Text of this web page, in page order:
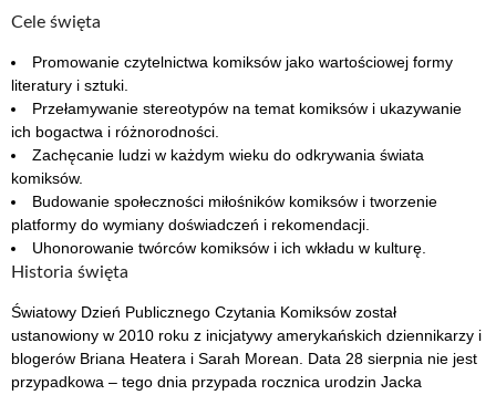
Cele święta
Promowanie czytelnictwa komiksów jako wartościowej formy
literatury i sztuki.
Przełamywanie stereotypów na temat komiksów i ukazywanie
ich bogactwa i różnorodności.
Zachęcanie ludzi w każdym wieku do odkrywania świata
komiksów.
Budowanie społeczności miłośników komiksów i tworzenie
platformy do wymiany doświadczeń i rekomendacji.
Uhonorowanie twórców komiksów i ich wkładu w kulturę.
Historia święta
Światowy Dzień Publicznego Czytania Komiksów został
ustanowiony w 2010 roku z inicjatywy amerykańskich dziennikarzy i
blogerów Briana Heatera i Sarah Morean. Data 28 sierpnia nie jest
przypadkowa – tego dnia przypada rocznica urodzin Jacka